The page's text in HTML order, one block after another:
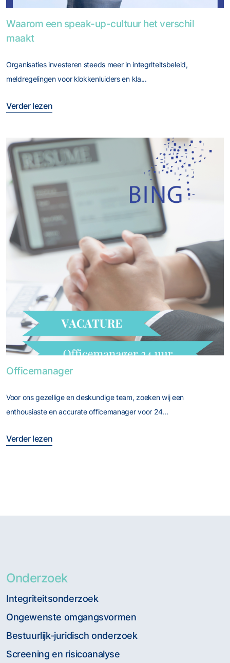
Waarom een speak-up-cultuur het verschil
maakt
Organisaties investeren steeds meer in integriteitsbeleid,
meldregelingen voor klokkenluiders en kla...
Verder lezen
Officemanager
Voor ons gezellige en deskundige team, zoeken wij een
enthousiaste en accurate officemanager voor 24...
Verder lezen
Onderzoek
Integriteitsonderzoek
Ongewenste omgangsvormen
Bestuurlijk-juridisch onderzoek
Screening en risicoanalyse